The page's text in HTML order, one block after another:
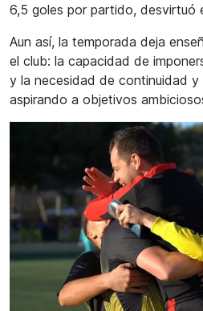
6,5 goles por partido, desvirtuó
Aun así, la temporada deja
el club: la capacidad de
y la necesidad de continuidad y
aspirando a objetivos